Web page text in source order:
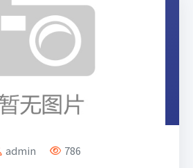
admin 786